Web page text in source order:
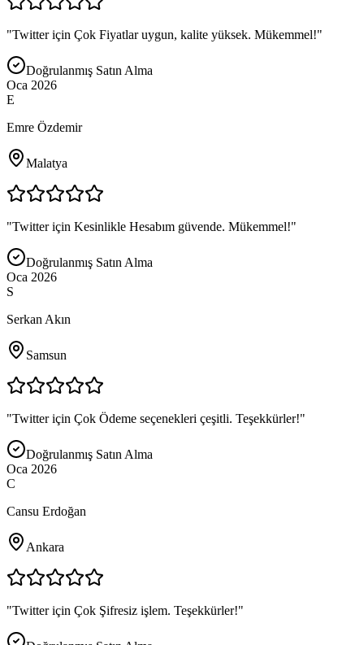
"Twitter için Çok Fiyatlar uygun, kalite yüksek. Mükemmel!"
Doğrulanmış Satın Alma
Oca 2026
E
Emre Özdemir
Malatya
"Twitter için Kesinlikle Hesabım güvende. Mükemmel!"
Doğrulanmış Satın Alma
Oca 2026
S
Serkan Akın
Samsun
"Twitter için Çok Ödeme seçenekleri çeşitli. Teşekkürler!"
Doğrulanmış Satın Alma
Oca 2026
C
Cansu Erdoğan
Ankara
"Twitter için Çok Şifresiz işlem. Teşekkürler!"